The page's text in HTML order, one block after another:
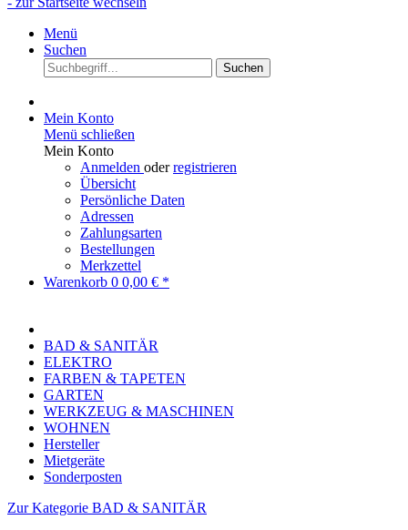
Menü
Suchen
Suchen
Mein Konto
Menü schließen
Mein Konto
Anmelden oderregistrieren
Übersicht
Persönliche Daten
Adressen
Zahlungsarten
Bestellungen
Merkzettel
Warenkorb 0 0,00 € *
BAD & SANITÄR
ELEKTRO
FARBEN & TAPETEN
GARTEN
WERKZEUG & MASCHINEN
WOHNEN
Hersteller
Mietgeräte
Sonderposten
Zur Kategorie BAD & SANITÄR